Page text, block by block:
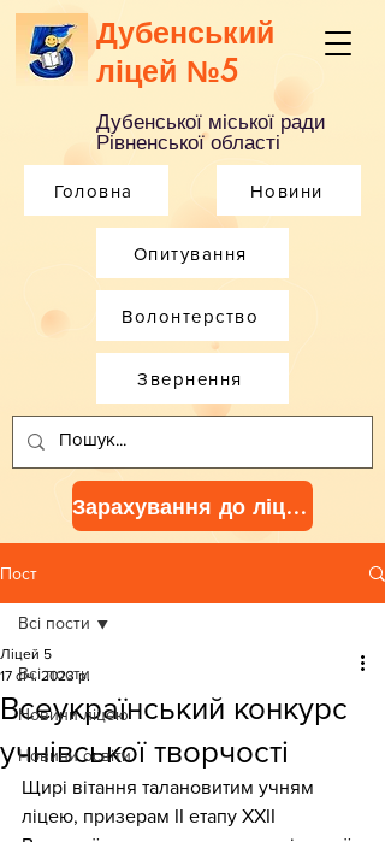
Дубенський
ліцей №5
Дубенської міської ради
Рівненської області
Головна Новини
Опитування
Зарахування до ліцею
Волонтерство
Звернення
Пост
Всі пости
Новини ліцею
Новини освіти
Всі пости
Всеукраїнський конкурс
учнівської творчості
Ліцей 5
17 січ. 2023 р.
Щирі вітання талановитим учням
ліцею, призерам ІІ етапу ХХІІ